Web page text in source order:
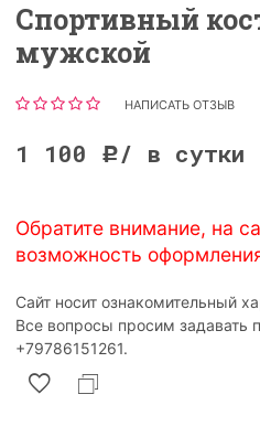
Спортивный
мужской
НАПИСАТЬ ОТЗЫВ
1 100 Р / в сутки
Обратите внимание, на
возможность
Сайт носит ознакомительный
Все вопросы просим задавать
‎+79786151261.